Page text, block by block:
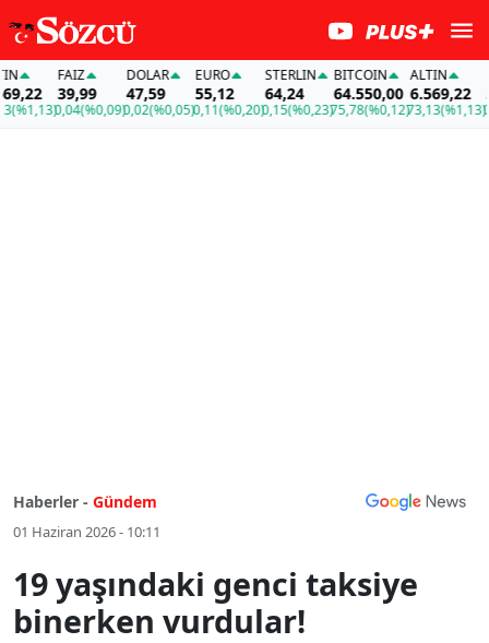
FAİZ
39,99
0,04(%0,09)
DOLAR
47,59
0,02(%0,05)
EURO
55,12
0,11(%0,20)
STERLIN
64,24
0,15(%0,23)
BITCOIN
64.550,00
75,78(%0,12)
ALTIN
6.569,22
73,13(%1,13)
Haberler - Gündem
01 Haziran 2026 - 10:11
19 yaşındaki genci taksiye
binerken vurdular!